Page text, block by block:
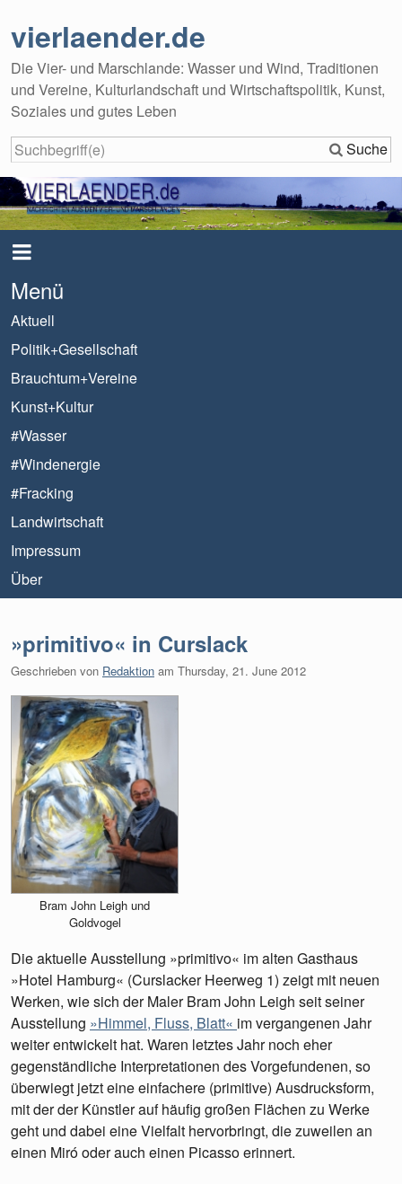
vierlaender.de
Die Vier- und Marschlande: Wasser und Wind, Traditionen
und Vereine, Kulturlandschaft und Wirtschaftspolitik, Kunst,
Soziales und gutes Leben
Suche
Menü
Aktuell
Politik+Gesellschaft
Brauchtum+Vereine
Kunst+Kultur
#Wasser
#Windenergie
#Fracking
Landwirtschaft
Impressum
Über
»primitivo« in Curslack
Geschrieben von Redaktion am Thursday, 21. June 2012
Bram John Leigh und
Goldvogel
Die aktuelle Ausstellung »primitivo« im alten Gasthaus
»Hotel Hamburg« (Curslacker Heerweg 1) zeigt mit neuen
Werken, wie sich der Maler Bram John Leigh seit seiner
Ausstellung »Himmel, Fluss, Blatt« im vergangenen Jahr
weiter entwickelt hat. Waren letztes Jahr noch eher
gegenständliche Interpretationen des Vorgefundenen, so
überwiegt jetzt eine einfachere (primitive) Ausdrucksform,
mit der der Künstler auf häufig großen Flächen zu Werke
geht und dabei eine Vielfalt hervorbringt, die zuweilen an
einen Miró oder auch einen Picasso erinnert.